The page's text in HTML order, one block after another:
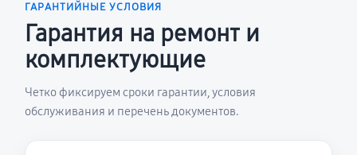
ГАРАНТИЙНЫЕ УСЛОВИЯ
Гарантия на ремонт и
комплектующие
Четко фиксируем сроки гарантии, условия
обслуживания и перечень документов.